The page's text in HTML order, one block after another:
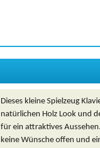
Dieses kleine Spielzeug
natürlichen Holz Look und
für ein attraktives
keine Wünsche offen und